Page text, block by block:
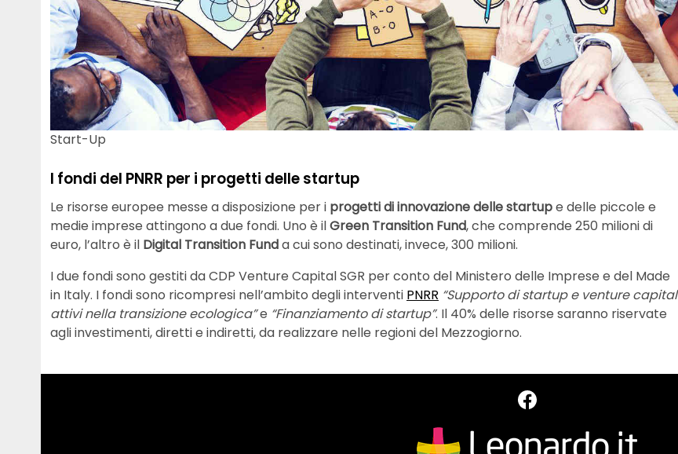
Start-Up
I fondi del PNRR per i progetti delle startup
Le risorse europee messe a disposizione per i progetti di innovazione delle startupe delle piccole e
medie imprese attingono a due fondi. Uno è ilGreen Transition Fund, che comprende 250 milioni di
euro, l’altro è il Digital Transition Funda cui sono destinati, invece, 300 milioni.
I due fondi sono gestiti da CDP Venture Capital SGR per conto del Ministero delle Imprese e del Made
in Italy. I fondi sono ricompresi nell’ambito degli interventi PNRR “Supporto di startup e venture capital
attivi nella transizione ecologica”e “Finanziamento di startup”. Il 40% delle risorse saranno riservate
agli investimenti, diretti e indiretti, da realizzare nelle regioni del Mezzogiorno.